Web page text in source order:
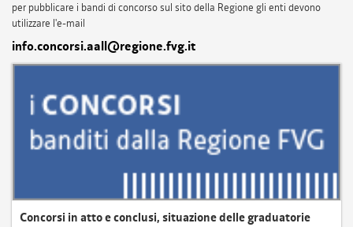
per pubblicare i bandi di concorso sul sito della Regione gli enti devono
utilizzare l'e-mail
info.concorsi.aall@regione.fvg.it
Concorsi in atto e conclusi, situazione delle graduatorie